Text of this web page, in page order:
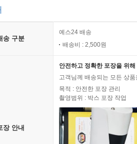
송 구분
예스24 배송
배송비 : 2,500원
장 안내
안전하고 정확한 포장을 위
고객님께 배송되는 모든 상
목적 : 안전한 포장 관리
촬영범위 : 박스 포장 작업